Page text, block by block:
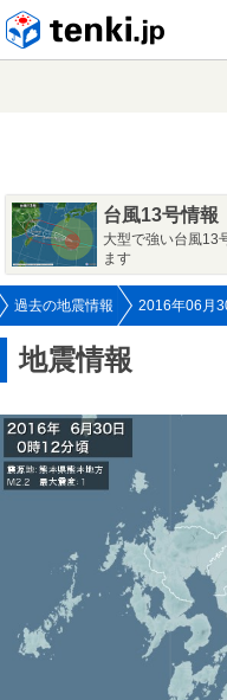
台風13号情報
大型で強い台風13
ます
過去の地震情報 2016年06月
地震情報